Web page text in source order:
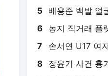
5 배용준 백발 얼
6 농지 직거래 플
7 손서연 U17 여
8 장윤기 사건 흉